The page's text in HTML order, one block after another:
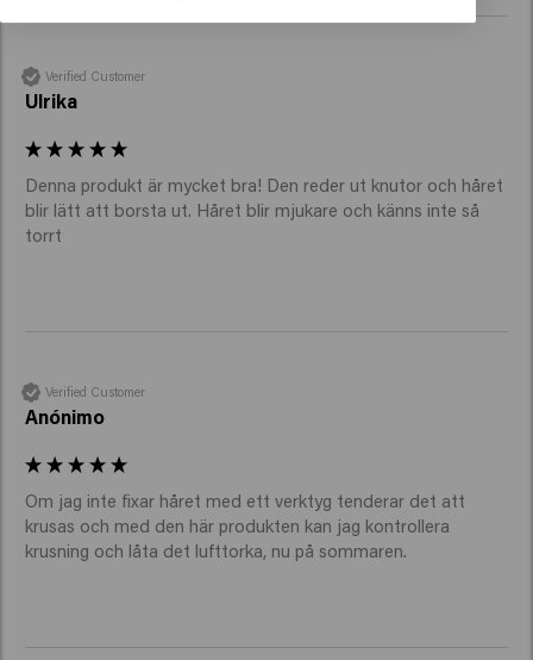
Verified Customer
Ulrika
Denna produkt är mycket bra! Den reder ut knutor och håret
blir lätt att borsta ut. Håret blir mjukare och känns inte så
torrt
Verified Customer
Anónimo
Om jag inte fixar håret med ett verktyg tenderar det att
krusas och med den här produkten kan jag kontrollera
krusning och låta det lufttorka, nu på sommaren.